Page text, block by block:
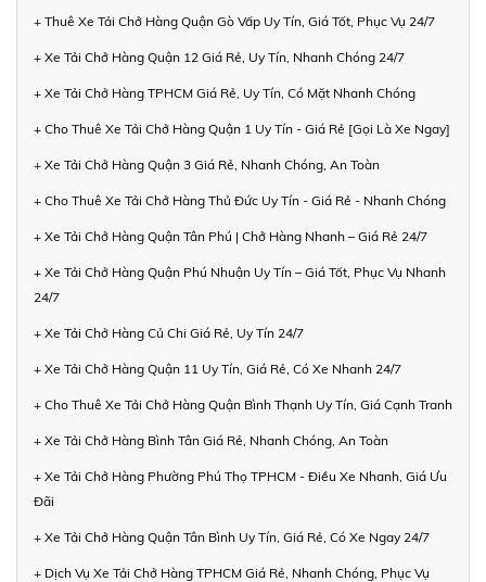
+ Thuê Xe Tải Chở Hàng Quận Gò Vấp Uy Tín, Giá Tốt, Phục Vụ 24/7
+ Xe Tải Chở Hàng Quận 12 Giá Rẻ, Uy Tín, Nhanh Chóng 24/7
+ Xe Tải Chở Hàng TPHCM Giá Rẻ, Uy Tín, Có Mặt Nhanh Chóng
+ Cho Thuê Xe Tải Chở Hàng Quận 1 Uy Tín - Giá Rẻ [Gọi Là Xe Ngay]
+ Xe Tải Chở Hàng Quận 3 Giá Rẻ, Nhanh Chóng, An Toàn
+ Cho Thuê Xe Tải Chở Hàng Thủ Đức Uy Tín - Giá Rẻ - Nhanh Chóng
+ Xe Tải Chở Hàng Quận Tân Phú | Chở Hàng Nhanh – Giá Rẻ 24/7
+ Xe Tải Chở Hàng Quận Phú Nhuận Uy Tín – Giá Tốt, Phục Vụ Nhanh
24/7
+ Xe Tải Chở Hàng Củ Chi Giá Rẻ, Uy Tín 24/7
+ Xe Tải Chở Hàng Quận 11 Uy Tín, Giá Rẻ, Có Xe Nhanh 24/7
+ Cho Thuê Xe Tải Chở Hàng Quận Bình Thạnh Uy Tín, Giá Cạnh Tranh
+ Xe Tải Chở Hàng Bình Tân Giá Rẻ, Nhanh Chóng, An Toàn
+ Xe Tải Chở Hàng Phường Phú Thọ TPHCM - Điều Xe Nhanh, Giá Ưu
Đãi
+ Xe Tải Chở Hàng Quận Tân Bình Uy Tín, Giá Rẻ, Có Xe Ngay 24/7
+ Dịch Vụ Xe Tải Chở Hàng TPHCM Giá Rẻ, Nhanh Chóng, Phục Vụ